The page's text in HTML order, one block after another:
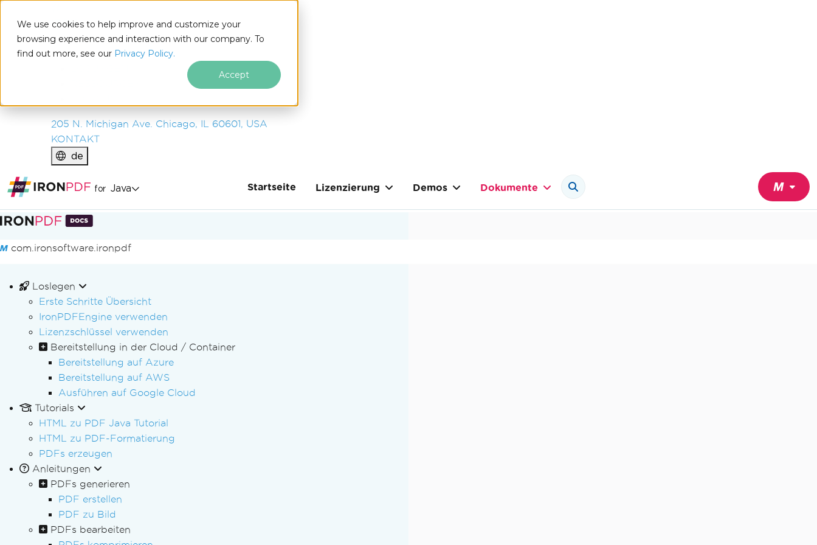
We use cookies to help improve and customize your
browsing experience and interaction with our company. To
find out more, see our Privacy Policy.
Accept
IRONSOFTWARE
PRODUKTE
UNTERNEHMEN
205 N. Michigan Ave. Chicago, IL 60601, USA
KONTAKT
de
for Java Startseite Lizenzierung Demos Dokumente
Zum Fußzeileninhalt springen
com.ironsoftware.ironpdf
Loslegen
Erste Schritte Übersicht
IronPDFEngine verwenden
Lizenzschlüssel verwenden
Bereitstellung in der Cloud / Container
Bereitstellung auf Azure
Bereitstellung auf AWS
Ausführen auf Google Cloud
Tutorials
HTML zu PDF Java Tutorial
HTML zu PDF-Formatierung
PDFs erzeugen
Anleitungen
PDFs generieren
PDF erstellen
PDF zu Bild
PDFs bearbeiten